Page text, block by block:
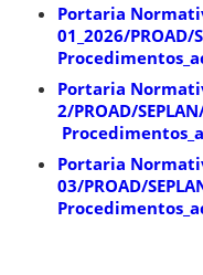
Portaria
01_2026/PROAD/
Portaria
2/PROAD/
Portaria
03/PROAD/